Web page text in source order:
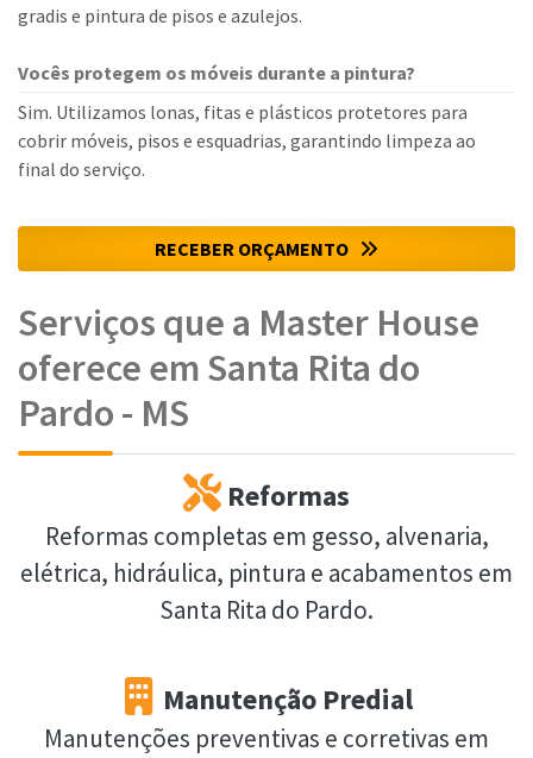
gradis e pintura de pisos e azulejos.
Vocês protegem os móveis durante a pintura?
Sim. Utilizamos lonas, fitas e plásticos protetores para
cobrir móveis, pisos e esquadrias, garantindo limpeza ao
final do serviço.
RECEBER ORÇAMENTO
Serviços que a Master House
oferece em Santa Rita do
Pardo - MS
Reformas
Reformas completas em gesso, alvenaria,
elétrica, hidráulica, pintura e acabamentos em
Santa Rita do Pardo.
Manutenção Predial
Manutenções preventivas e corretivas em